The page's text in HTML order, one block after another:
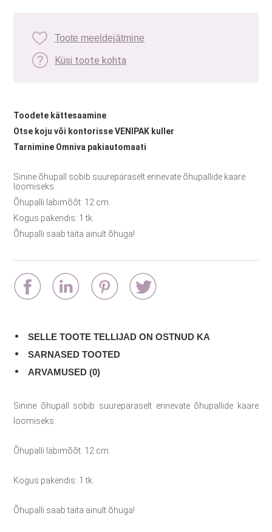
Toote meeldejätmine
Küsi toote kohta
Toodete kättesaamine:
Otse koju või kontorisse VENIPAK kuller
Tarnimine Omniva pakiautomaati
Sinine õhupall sobib suurepäraselt erinevate õhupallide kaare
loomiseks.
Õhupalli läbimõõt: 12 cm.
Kogus pakendis: 1 tk.
Õhupalli saab täita ainult õhuga!
SELLE TOOTE TELLIJAD ON OSTNUD KA
SARNASED TOOTED
ARVAMUSED (0)
Sinine õhupall sobib suurepäraselt erinevate õhupallide kaare
loomiseks.
Õhupalli läbimõõt: 12 cm.
Kogus pakendis: 1 tk.
Õhupalli saab täita ainult õhuga!